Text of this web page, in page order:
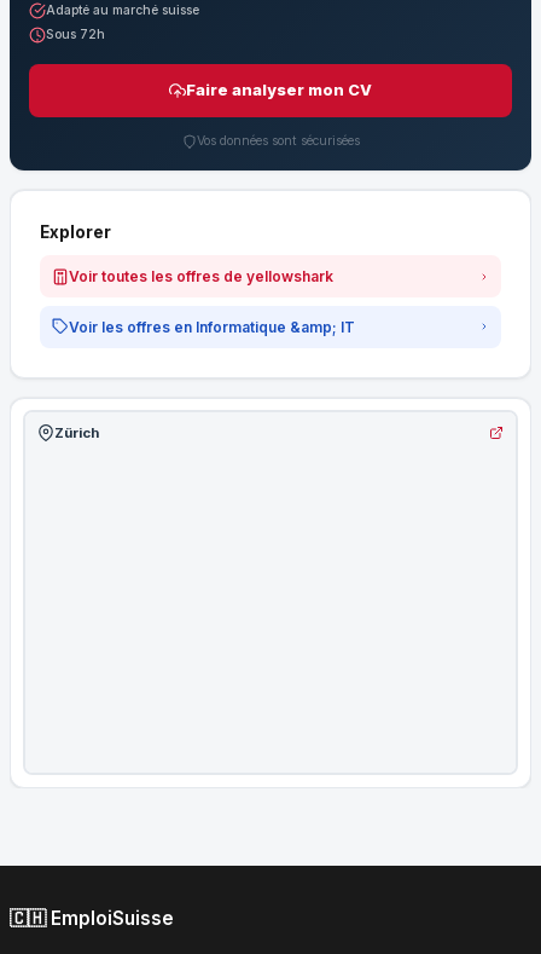
Adapté au marché suisse
Sous 72h
Faire analyser mon CV
Vos données sont sécurisées
Explorer
Voir toutes les offres de yellowshark
Voir les offres en Informatique &amp; IT
Zürich
🇨🇭 EmploiSuisse